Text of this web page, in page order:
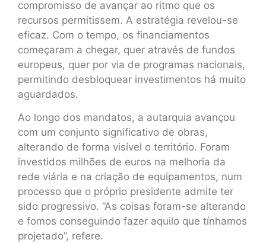
compromisso de avançar ao ritmo que os
recursos permitissem. A estratégia revelou-se
eficaz. Com o tempo, os financiamentos
começaram a chegar, quer através de fundos
europeus, quer por via de programas nacionais,
permitindo desbloquear investimentos há muito
aguardados.
Ao longo dos mandatos, a autarquia avançou
com um conjunto significativo de obras,
alterando de forma visível o território. Foram
investidos milhões de euros na melhoria da
rede viária e na criação de equipamentos, num
processo que o próprio presidente admite ter
sido progressivo. “As coisas foram-se alterando
e fomos conseguindo fazer aquilo que tínhamos
projetado”, refere.